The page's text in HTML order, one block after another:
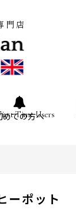
門店
めての方へ
ポット